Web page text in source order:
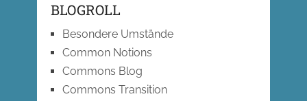
BLOGROLL
Besondere Umstände
Common Notions
Commons Blog
Commons Transition